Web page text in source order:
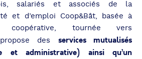
salariés et associés de la
et d’emploi Coop&Bât, basée à
coopérative, tournée vers
propose des services mutualisés
et administrative) ainsi qu’un